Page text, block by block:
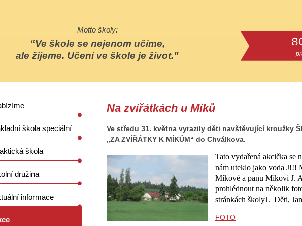
Motto školy:
Ve škole se nejenom učíme,
ale žijeme. Učení ve škole je život.
Na zvířátkách u Míků
Ve středu 31. května vyrazily děti navštěvující kroužky
„ZA ZVÍŘÁTKY K MÍKŮM“ do Chválkova.
Tato vydařená akcička se
nám uteklo jako voda J!!!
Míkové a panu Míkovi J.
prohlédnout na několik
stránkách školyJ. Děti,
FOTO
škola speciální
škola
družina
informace